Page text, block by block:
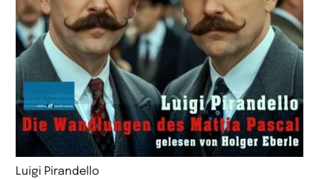
Luigi Pirandello